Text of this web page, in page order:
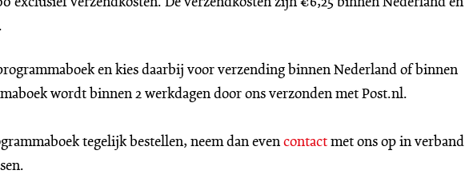
en kies daarbij voor verzending binnen Nederland of binnen
wordt binnen 2 werkdagen door ons verzonden met Post.nl.
tegelijk bestellen, neem dan even contact met ons op in verband